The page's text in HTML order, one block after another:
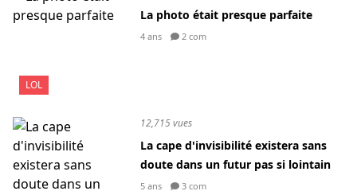
LOL
La photo était presque parfaite
4 ans 2 com
12,715 vues
La cape d'invisibilité existera sans
doute dans un futur pas si lointain
5 ans 3 com